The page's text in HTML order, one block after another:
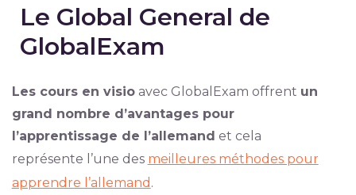
Le Global General de
GlobalExam
Les cours en visioavec GlobalExam offrent un
grand nombre d’avantages pour
l’apprentissage de l’allemand et cela
représente l’une des meilleures méthodes pour
apprendre l’allemand .